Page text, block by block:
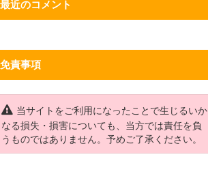
最近のコメント
免責事項
当サイトをご利用になったことで生じるいか
なる損失・損害についても、当方では責任を負
うものではありません。予めご了承ください。